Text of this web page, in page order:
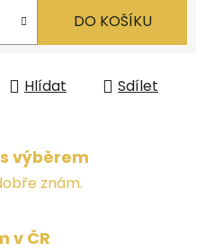
DO KOŠÍKU
Hlídat Sdílet
výběrem
znám.
v ČR